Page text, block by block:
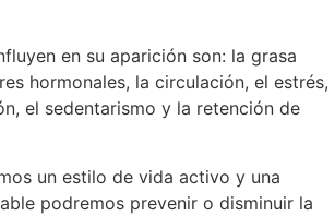
en su aparición son: la grasa
hormonales, la circulación, el estrés,
el sedentarismo y la retención de
un estilo de vida activo y una
podremos prevenir o disminuir la